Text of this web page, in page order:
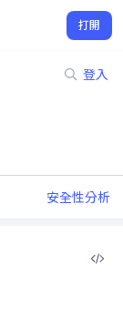
打開
登入
安全性分析